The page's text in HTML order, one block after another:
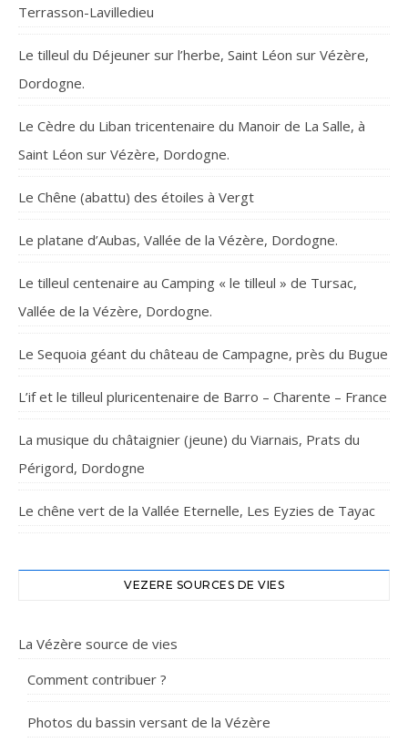
Terrasson-Lavilledieu
Le tilleul du Déjeuner sur l’herbe, Saint Léon sur Vézère,
Dordogne.
Le Cèdre du Liban tricentenaire du Manoir de La Salle, à
Saint Léon sur Vézère, Dordogne.
Le Chêne (abattu) des étoiles à Vergt
Le platane d’Aubas, Vallée de la Vézère, Dordogne.
Le tilleul centenaire au Camping « le tilleul » de Tursac,
Vallée de la Vézère, Dordogne.
Le Sequoia géant du château de Campagne, près du Bugue
L’if et le tilleul pluricentenaire de Barro – Charente – France
La musique du châtaignier (jeune) du Viarnais, Prats du
Périgord, Dordogne
Le chêne vert de la Vallée Eternelle, Les Eyzies de Tayac
VEZERE SOURCES DE VIES
La Vézère source de vies
Comment contribuer ?
Photos du bassin versant de la Vézère